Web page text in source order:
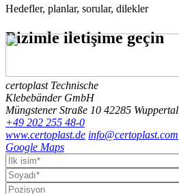
Hedefler, planlar, sorular, dilekler
Bizimleiletişime geçin
certoplast Technische
Klebebänder GmbH
Müngstener Straße 10 42285 Wuppertal
+49 202 255 48-0
www.certoplast.de info@certoplast.com
Google Maps